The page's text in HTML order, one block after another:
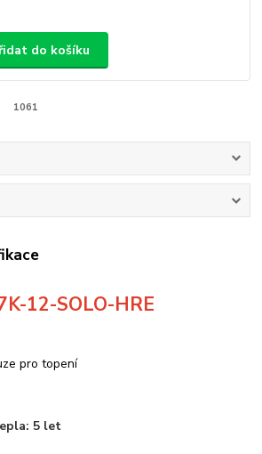
do košíku
1061
12-SOLO-HRE
pro topení
5 let